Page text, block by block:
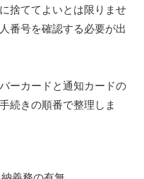
捨ててよいとは限りませ
番号を確認する必要が出
ーカードと通知カードの
続きの順番で整理しま